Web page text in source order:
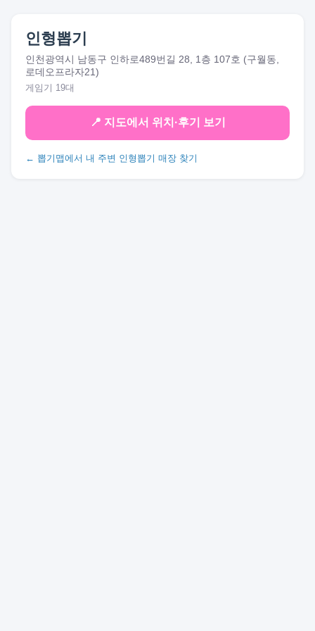
인형뽑기
인천광역시 남동구 인하로489번길 28, 1층 107호 (구월동,
로데오프라자21)
게임기 19대
📍 지도에서 위치·후기 보기
← 뽑기맵에서 내 주변 인형뽑기 매장 찾기